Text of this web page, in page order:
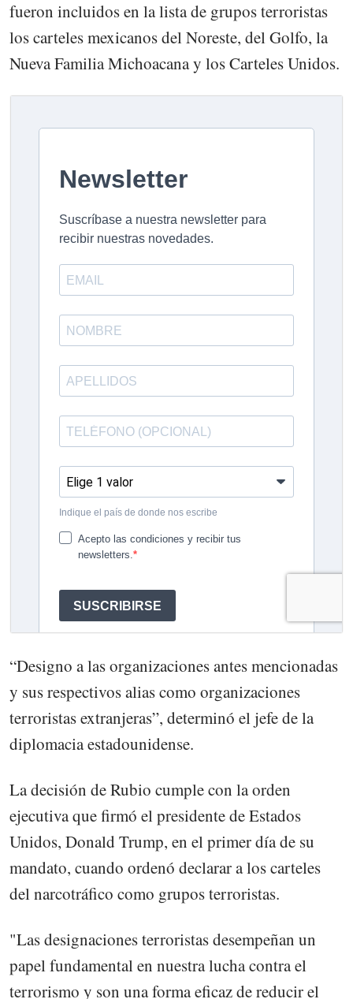
fueron incluidos en la lista de grupos terroristas
los carteles mexicanos del Noreste, del Golfo, la
Nueva Familia Michoacana y los Carteles Unidos.
“Designo a las organizaciones antes mencionadas
y sus respectivos alias como organizaciones
terroristas extranjeras”, determinó el jefe de la
diplomacia estadounidense.
La decisión de Rubio cumple con la orden
ejecutiva que firmó el presidente de Estados
Unidos, Donald Trump, en el primer día de su
mandato, cuando ordenó declarar a los carteles
del narcotráfico como grupos terroristas.
"Las designaciones terroristas desempeñan un
papel fundamental en nuestra lucha contra el
terrorismo y son una forma eficaz de reducir el